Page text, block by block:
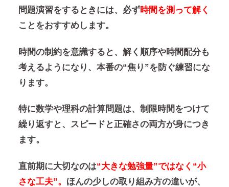
問題演習をするときには、必ず時間を測って解く
ことをおすすめします。
時間の制約を意識すると、解く順序や時間配分も
考えるようになり、本番の“焦り”を防ぐ練習にな
ります。
特に数学や理科の計算問題は、制限時間をつけて
繰り返すと、スピードと正確さの両方が身につき
ます。
直前期に大切なのは“大きな勉強量”ではなく“小
さな工夫”。 ほんの少しの取り組み方の違いが、